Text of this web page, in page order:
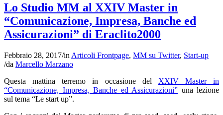
Lo Studio MM al XXIV Master in
“Comunicazione, Impresa, Banche ed
Assicurazioni” di Eraclito2000
Febbraio 28, 2017/in Articoli Frontpage, MM su Twitter, Start-up
/da Marcello Marzano
Questa mattina terremo in occasione del XXIV Master in
“Comunicazione, Impresa, Banche ed Assicurazioni” una lezione
sul tema “Le start up”.